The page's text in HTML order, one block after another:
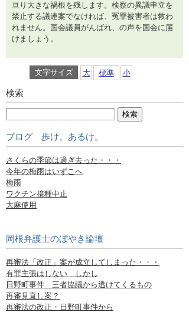
亘り大きな禍根を残します。検察の異議申立を
禁止する議連案でなければ、冤罪被害者は救わ
れません。国会議員がんばれ、の声を国会に届
けましょう。
文字サイズ 大 標準 小
検索
ブログ 歩け。あるけ。
さくらの季節は過ぎ去った・・・
今年の梅雨はいずこへ
梅雨
ワクチン接種中止
大麻使用
岡根弁護士のぼやき論壇
再審法「改正」案が成立してしまった・・・
有罪主張はしない しかし
日野町事件 三者協議から透けてくるもの
再審見直し案？
再審法の改正・日野町事件から